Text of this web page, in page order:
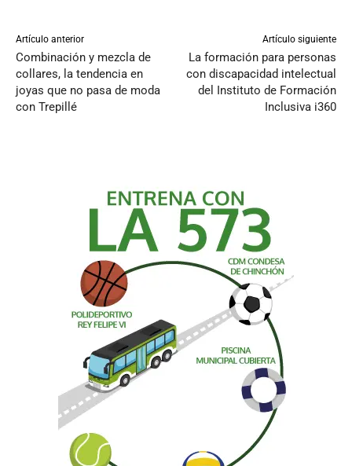
Artículo anterior
Combinación y mezcla de
collares, la tendencia en
joyas que no pasa de moda
con Trepillé
Artículo siguiente
La formación para personas
con discapacidad intelectual
del Instituto de Formación
Inclusiva i360